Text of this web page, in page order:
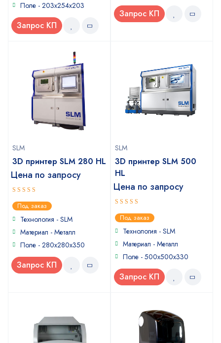
Поле - 203x254x203
Запрос КП
Запрос КП
SLM
3D принтер SLM 280 HL
Цена по запросу
5out of 5
Под заказ
Технология - SLM
Материал - Металл
Поле - 280x280x350
Запрос КП
SLM
3D принтер SLM 500
HL
Цена по запросу
4out of
5Под заказ
Технология - SLM
Материал - Металл
Поле - 500x500x330
Запрос КП